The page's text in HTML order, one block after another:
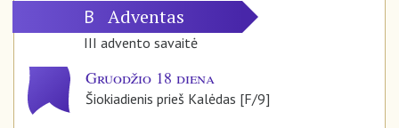
B Adventas
III advento savaitė
Gruodžio 18 diena
Šiokiadienis prieš Kalėdas [F/9]